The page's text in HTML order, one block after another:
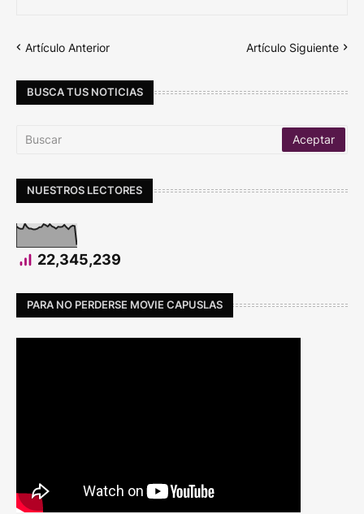
Artículo Anterior Artículo Siguiente
BUSCA TUS NOTICIAS
NUESTROS LECTORES
22,345,239
PARA NO PERDERSE MOVIE CAPUSLAS